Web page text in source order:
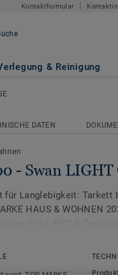
Kontaktformular
& Reinigung
DATEN
- Swan LIGHT
für Langlebigkeit: Tarkett
HAUS & WOHNEN